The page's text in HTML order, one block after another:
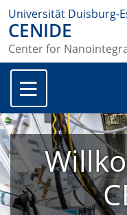
Universität Duisburg-
CENIDE
Center for